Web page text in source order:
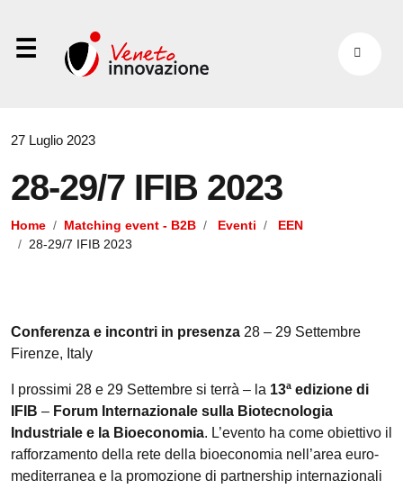
⋮
27 Luglio 2023
28-29/7 IFIB 2023
Home Matching event - B2B Eventi
EEN
28-29/7 IFIB 2023
Conferenza e incontri in presenza 28 – 29 Settembre
Firenze, Italy
I prossimi 28 e 29 Settembre si terrà – la 13ª edizione di
IFIB – Forum Internazionale sulla Biotecnologia
Industriale e la Bioeconomia. L’evento ha come obiettivo il
rafforzamento della rete della bioeconomia nell’area euro-
mediterranea e la promozione di partnership internazionali